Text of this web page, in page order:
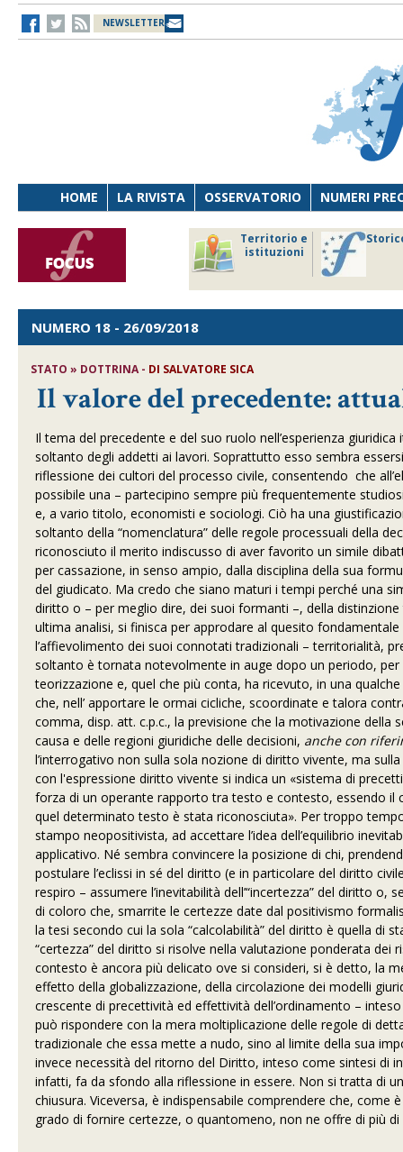
NEWSLETTER
HOME LA RIVISTA OSSERVATORIO NUMERI
Territorio e
istituzioni
NUMERO 18 - 26/09/2018
STATO » DOTTRINA - DI SALVATORE SICA
Il valore del precedente:
Il tema del precedente e del suo ruolo nell’esperienza
soltanto degli addetti ai lavori. Soprattutto esso sembra
riflessione dei cultori del processo civile, consentendo che
possibile una – partecipino sempre più frequentemente
e, a vario titolo, economisti e sociologi. Ciò ha una
soltanto della “nomenclatura” delle regole processuali della
riconosciuto il merito indiscusso di aver favorito un simile
per cassazione, in senso ampio, dalla disciplina della sua
del giudicato. Ma credo che siano maturi i tempi perché una
diritto o – per meglio dire, dei suoi formanti –, della
ultima analisi, si finisca per approdare al quesito
l’affievolimento dei suoi connotati tradizionali – territorialità,
soltanto è tornata notevolmente in auge dopo un periodo,
teorizzazione e, quel che più conta, ha ricevuto, in una
che, nell’ apportare le ormai cicliche, scoordinate e talora
comma, disp. att. c.p.c., la previsione che la motivazione
causa e delle regioni giuridiche delle decisioni, anche con
l’interrogativo non sulla sola nozione di diritto vivente, ma
con l'espressione diritto vivente si indica un «sistema di
forza di un operante rapporto tra testo e contesto, essendo
quel determinato testo è stata riconosciuta». Per troppo
stampo neopositivista, ad accettare l’idea dell’equilibrio
applicativo. Né sembra convincere la posizione di chi,
postulare l’eclissi in sé del diritto (e in particolare del diritto
respiro – assumere l’inevitabilità dell’“incertezza” del diritto
di coloro che, smarrite le certezze date dal positivismo
la tesi secondo cui la sola “calcolabilità” del diritto è quella
“certezza” del diritto si risolve nella valutazione ponderata dei
contesto è ancora più delicato ove si consideri, si è detto, la
effetto della globalizzazione, della circolazione dei modelli
crescente di precettività ed effettività dell’ordinamento –
può rispondere con la mera moltiplicazione delle regole di
tradizionale che essa mette a nudo, sino al limite della sua
invece necessità del ritorno del Diritto, inteso come sintesi di
infatti, fa da sfondo alla riflessione in essere. Non si tratta di
chiusura. Viceversa, è indispensabile comprendere che, come
grado di fornire certezze, o quantomeno, non ne offre di più